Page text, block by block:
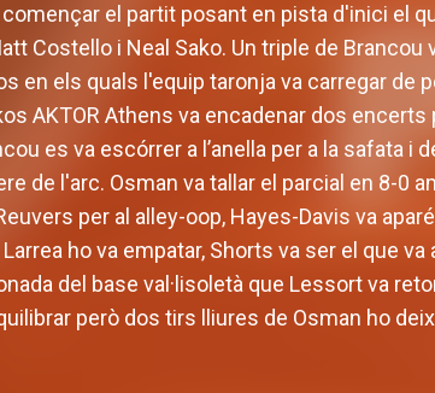
el partit posant en pista d'inici el
Costello i Neal Sako. Un triple de Brancou
en els quals l'equip taronja va carregar de
AKTOR Athens va encadenar dos
es va escórrer a l’anella per a la safata i
de l'arc. Osman va tallar el parcial en 8-0
per al alley-oop, Hayes-Davis va
ho va empatar, Shorts va ser el que
del base val·lisoletà que Lessort va
però dos tirs lliures de Osman ho